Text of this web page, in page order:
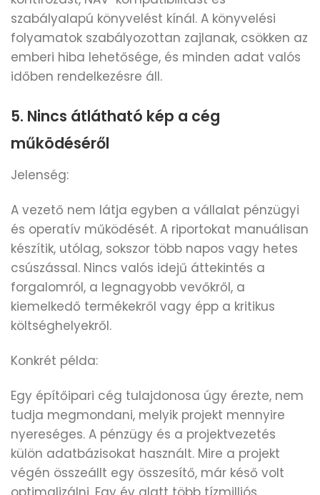
szabályalapú könyvelést kínál. A könyvelési
folyamatok szabályozottan zajlanak, csökken az
emberi hiba lehetősége, és minden adat valós
időben rendelkezésre áll.
5. Nincs átlátható kép a cég
működéséről
Jelenség:
A vezető nem látja egyben a vállalat pénzügyi
és operatív működését. A riportokat manuálisan
készítik, utólag, sokszor több napos vagy hetes
csúszással. Nincs valós idejű áttekintés a
forgalomról, a legnagyobb vevőkről, a
kiemelkedő termékekről vagy épp a kritikus
költséghelyekről.
Konkrét példa:
Egy építőipari cég tulajdonosa úgy érezte, nem
tudja megmondani, melyik projekt mennyire
nyereséges. A pénzügy és a projektvezetés
külön adatbázisokat használt. Mire a projekt
végén összeállt egy összesítő, már késő volt